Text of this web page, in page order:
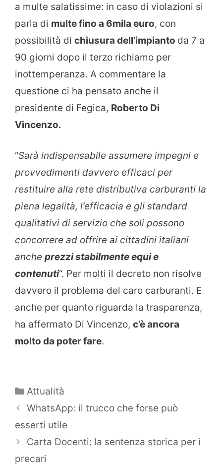
a multe salatissime: in caso di violazioni si
parla di multe fino a 6mila euro, con
possibilità di chiusura dell’impianto da 7 a
90 giorni dopo il terzo richiamo per
inottemperanza. A commentare la
questione ci ha pensato anche il
presidente di Fegica, Roberto Di
Vincenzo.
“Sarà indispensabile assumere impegni e
provvedimenti davvero efficaci per
restituire alla rete distributiva carburanti la
piena legalità, l’efficacia e gli standard
qualitativi di servizio che soli possono
concorrere ad offrire ai cittadini italiani
anche prezzi stabilmente equi e
contenuti“. Per molti il decreto non risolve
davvero il problema del caro carburanti. E
anche per quanto riguarda la trasparenza,
ha affermato Di Vincenzo, c’è ancora
molto da poter fare.
Categorie
Attualità
WhatsApp: il trucco che forse può
esserti utile
Carta Docenti: la sentenza storica per i
precari